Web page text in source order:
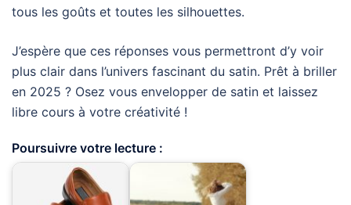
tous les goûts et toutes les silhouettes.
J’espère que ces réponses vous permettront d’y voir
plus clair dans l’univers fascinant du satin. Prêt à briller
en 2025 ? Osez vous envelopper de satin et laissez
libre cours à votre créativité !
Poursuivre votre lecture :